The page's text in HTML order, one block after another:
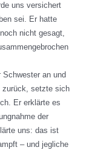
uns versichert
sei. Er hatte
nicht gesagt,
an und
zurück, setzte sich
Er erklärte es
der
uns: das ist
– und jegliche